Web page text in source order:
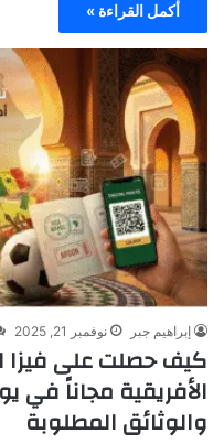
أكمل القراءة »
إبراهيم جبر نوفمبر 21, 2025
كيف حصلت على فيزا
الأفريقية مجاناً في
والوثائق المطلوبة